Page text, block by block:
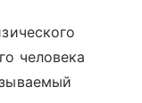
человека